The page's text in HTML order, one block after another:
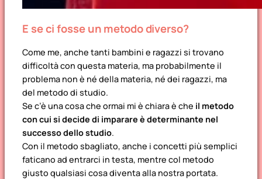
E se ci fosse un metodo diverso?
Come me, anche tanti bambini e ragazzi si trovano
difficoltà con questa materia, ma probabilmente il
problema non è né della materia, né dei ragazzi, ma
del metodo di studio.
Se c’è una cosa che ormai mi è chiara è che il metodo
con cui si decide di imparare è determinante nel
successo dello studio.
Con il metodo sbagliato, anche i concetti più semplici
faticano ad entrarci in testa, mentre col metodo
giusto qualsiasi cosa diventa alla nostra portata.